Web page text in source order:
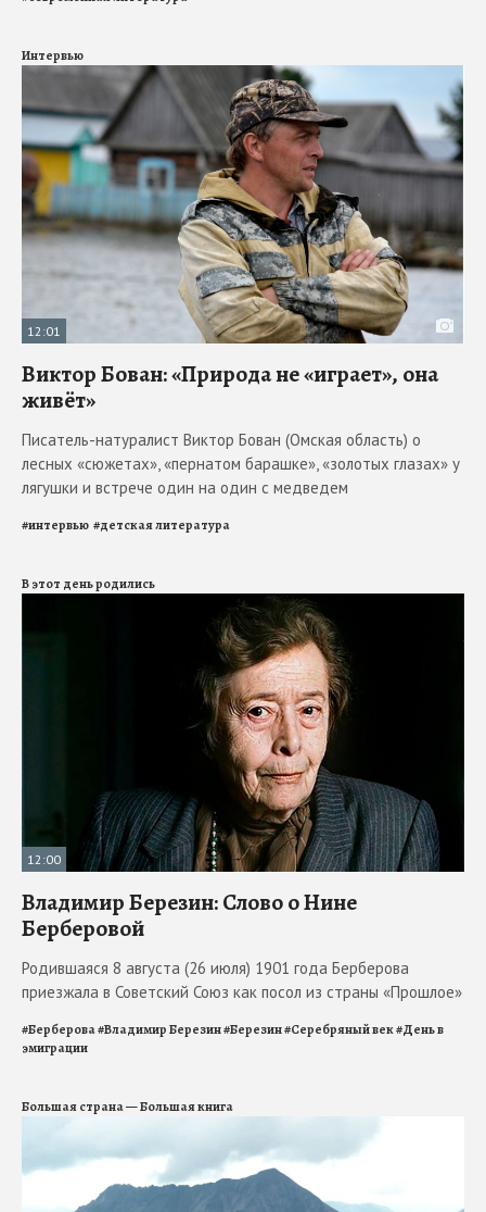
Интервью
12:01
Виктор Бован: «Природа не «играет», она
живёт»
Писатель-натуралист Виктор Бован (Омская область) о
лесных «сюжетах», «пернатом барашке», «золотых глазах» у
лягушки и встрече один на один с медведем
#интервью #детская литература
В этот день родились
12:00
Владимир Березин: Слово о Нине
Берберовой
Родившаяся 8 августа (26 июля) 1901 года Берберова
приезжала в Советский Союз как посол из страны «Прошлое»
#Берберова#Владимир Березин#Березин#Серебряный век#День в
эмиграции
Большая страна — Большая книга